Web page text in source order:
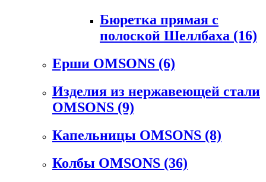
Бюретка прямая с
полоской Шеллбаха (16)
Ерши OMSONS (6)
Изделия из нержавеющей стали
OMSONS (9)
Капельницы OMSONS (8)
Колбы OMSONS (36)